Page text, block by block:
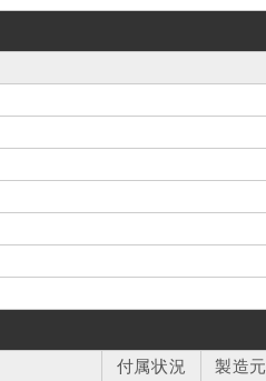
付属状況
製造元